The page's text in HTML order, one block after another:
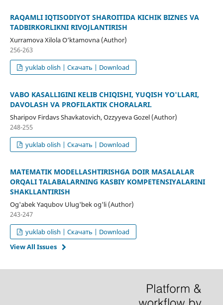
RAQAMLI IQTISODIYOT SHAROITIDA KICHIK BIZNES VA
TADBIRKORLIKNI RIVOJLANTIRISH
Xurramova Xilola O‘ktamovna (Author)
256-263
yuklab olish | Скачать | Download
VABO KASALLIGINI KELIB CHIQISHI, YUQISH YO'LLARI,
DAVOLASH VA PROFILAKTIK CHORALARI.
Sharipov Firdavs Shavkatovich, Ozzyyeva Gozel (Author)
248-255
yuklab olish | Скачать | Download
MATEMATIK MODELLASHTIRISHGA DOIR MASALALAR
ORQALI TALABALARNING KASBIY KOMPETENSIYALARINI
SHAKLLANTIRISH
Og'abek Yaqubov Ulug'bek og'li (Author)
243-247
yuklab olish | Скачать | Download
View All Issues